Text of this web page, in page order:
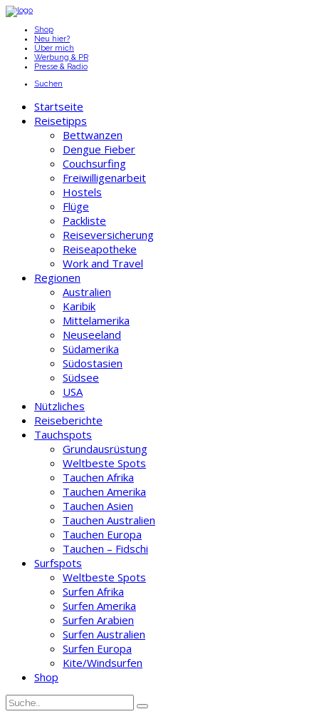
Shop
Neu hier?
Über mich
Werbung & PR
Presse & Radio
Suchen
Startseite
Reisetipps
Bettwanzen
Dengue Fieber
Couchsurfing
Freiwilligenarbeit
Hostels
Flüge
Packliste
Reiseversicherung
Reiseapotheke
Work and Travel
Regionen
Australien
Karibik
Mittelamerika
Neuseeland
Südamerika
Südostasien
Südsee
USA
Nützliches
Reiseberichte
Tauchspots
Grundausrüstung
Weltbeste Spots
Tauchen Afrika
Tauchen Amerika
Tauchen Asien
Tauchen Australien
Tauchen Europa
Tauchen – Fidschi
Surfspots
Weltbeste Spots
Surfen Afrika
Surfen Amerika
Surfen Arabien
Surfen Australien
Surfen Europa
Kite/Windsurfen
Shop